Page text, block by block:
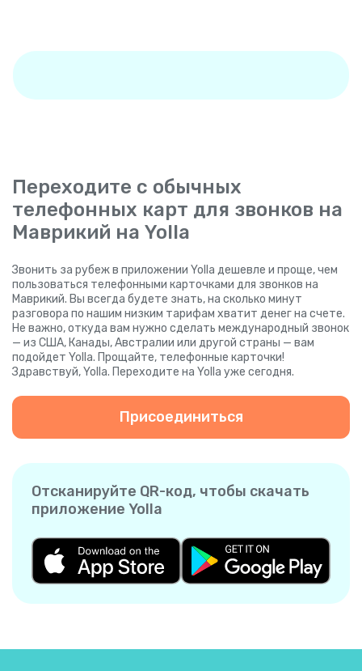
Переходите с обычных
телефонных карт для звонков на
Маврикий на Yolla
Звонить за рубеж в приложении Yolla дешевле и проще, чем
пользоваться телефонными карточками для звонков на
Маврикий. Вы всегда будете знать, на сколько минут
разговора по нашим низким тарифам хватит денег на счете.
Не важно, откуда вам нужно сделать международный звонок
— из США, Канады, Австралии или другой страны — вам
подойдет Yolla. Прощайте, телефонные карточки!
Здравствуй, Yolla. Переходите на Yolla уже сегодня.
Присоединиться
Отсканируйте QR-код, чтобы скачать
приложение Yolla